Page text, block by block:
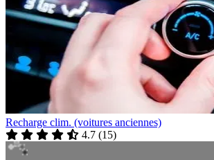
Recharge clim. (voitures anciennes)
4.7 (15)